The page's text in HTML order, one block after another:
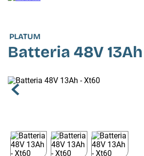
PLATUM
Batteria 48V